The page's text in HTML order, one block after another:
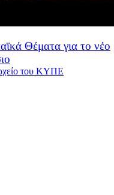
Θέματα για το νέο
του ΚΥΠΕ